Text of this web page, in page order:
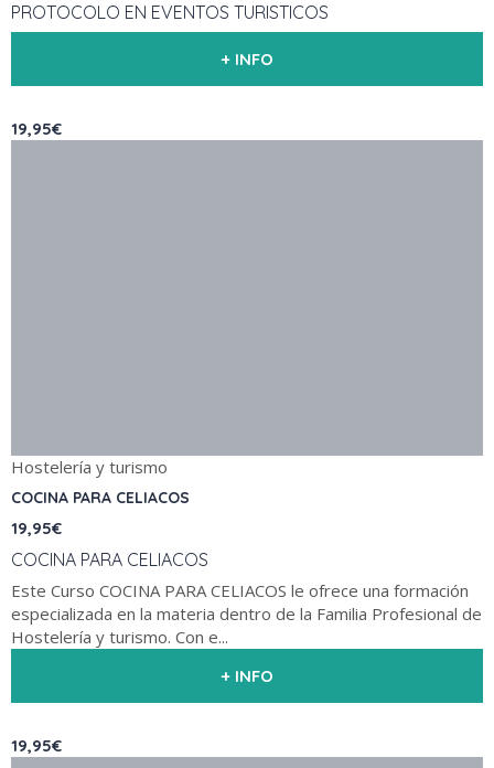
PROTOCOLO EN EVENTOS TURISTICOS
+ INFO
19,95€
Hostelería y turismo
COCINA PARA CELIACOS
19,95€
COCINA PARA CELIACOS
Este Curso COCINA PARA CELIACOS le ofrece una formación
especializada en la materia dentro de la Familia Profesional de
Hostelería y turismo. Con e...
+ INFO
19,95€